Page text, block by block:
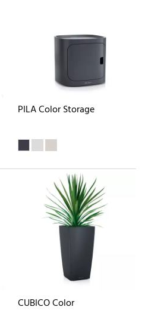
PILA Color Storage
CUBICO Color